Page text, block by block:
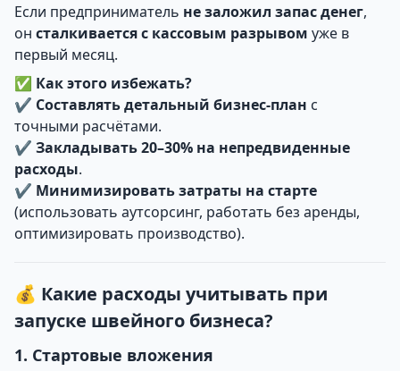
Если предприниматель не заложил запас денег,
он сталкивается с кассовым разрывом уже в
первый месяц.
✅ Как этого избежать?
✔ Составлять детальный бизнес-план с
точными расчётами.
✔ Закладывать 20–30% на непредвиденные
расходы.
✔ Минимизировать затраты на старте
(использовать аутсорсинг, работать без аренды,
оптимизировать производство).
💰 Какие расходы учитывать при
запуске швейного бизнеса?
1. Стартовые вложения